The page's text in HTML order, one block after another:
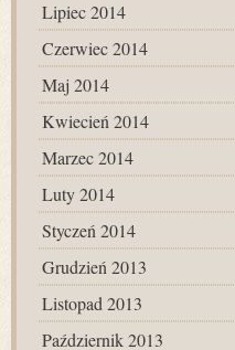
Lipiec 2014
Czerwiec 2014
Maj 2014
Kwiecień 2014
Marzec 2014
Luty 2014
Styczeń 2014
Grudzień 2013
Listopad 2013
Październik 2013